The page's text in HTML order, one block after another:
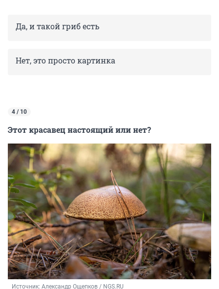
Да, и такой гриб есть
Нет, это просто картинка
4 / 10
Этот красавец настоящий или нет?
Источник: Александр Ощепков / NGS.RU